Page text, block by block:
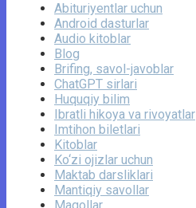
Abituriyentlar uchun
Android dasturlar
Audio kitoblar
Blog
Brifing, savol-javoblar
ChatGPT sirlari
Huquqiy bilim
Ibratli hikoya va rivoyatlar
Imtihon biletlari
Kitoblar
Ko‘zi ojizlar uchun
Maktab darsliklari
Mantiqiy savollar